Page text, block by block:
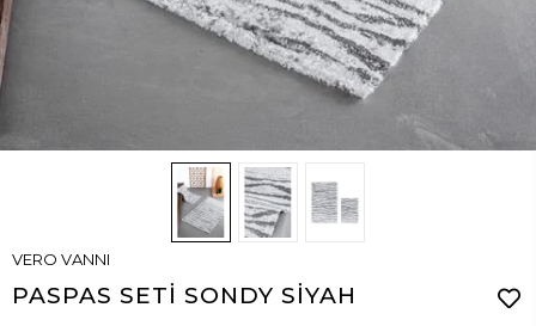
VERO VANNI
PASPAS SETİ SONDY SİYAH